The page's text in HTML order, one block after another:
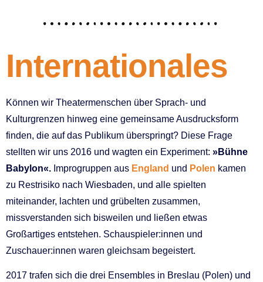
Internationales
Können wir Theatermenschen über Sprach- und
Kulturgrenzen hinweg eine gemeinsame Ausdrucksform
finden, die auf das Publikum überspringt? Diese Frage
stellten wir uns 2016 und wagten ein Experiment: »Bühne
Babylon«. Improgruppen aus England und Polen kamen
zu Restrisiko nach Wiesbaden, und alle spielten
miteinander, lachten und grübelten zusammen,
missverstanden sich bisweilen und ließen etwas
Großartiges entstehen. Schauspieler:innen und
Zuschauer:innen waren gleichsam begeistert.
2017 trafen sich die drei Ensembles in Breslau (Polen) und